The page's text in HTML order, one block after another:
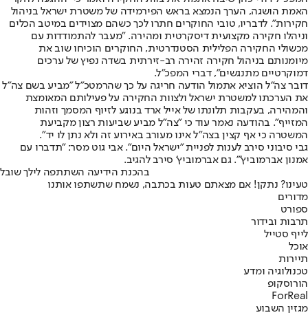
האמת הושגה, הערך הנמצא בראש הפירמידה של משטרת ישראל בניהול
חקירות". לדבריו, טובי החוקרים חתרו לכך כשהם מצוידים במיטב הכלים
וניהלו חקירה מקצועית דיסקרטית ומהירה. "מעבר להתמודדות עם
מכשולי החקירה הפלילית הסטנדרטית, החוקרים הוכיחו שוב את
מיומנותם בניהול חקירה זהירה רב-זירתית בשדה נפיץ של ערכים
דמוקרטיים מתנגשים", דברי המפכ"ל.
דובר צה"ל הוציא אתמול הודעה חריגה על כך שהרמטכ"ל "מביע בשם צה"ל
את הערכתו למשטרת ישראל ולצוות החקירה על פעילותם המאומצת
והמהירה, בעקבות תלונתו של אייל ארד בנוגע לזיוף המסמך וזהות
המזייף". בהודעה נאמר עוד כי "צה"ל מביע שביעות רצון מקביעת
המשטרה כי אף קצין בצה"ל אינו מעורב באירוע זה ולא נתן לו יד".
גבי סיבוני סירב לענות לפניית "ישראל היום". אבי גוט מסר: "תדברו עם
אמנון אברמוביץ'". גם אברמוביץ' סירב להגיב.
בהכנת הידיעה השתתפה לילך שובל
טעינו? נתקן! אם מצאתם טעות בכתבה, נשמח שתשתפו אותנו
מדורים
ספורט
תרבות ובידור
לייף סטייל
אוכל
תיירות
טכנולוגיה ומדע
הורוסקופ
ForReal
מגזין השבוע